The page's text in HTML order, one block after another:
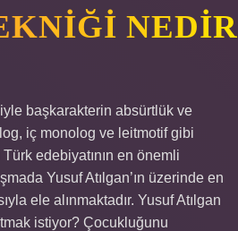
NEDIR
başkarakterin absürtlük ve
iç monolog ve leitmotif gibi
edebiyatının en önemli
Yusuf Atılgan’ın üzerinde en
ele alınmaktadır. Yusuf Atılgan
istiyor? Çocukluğunu